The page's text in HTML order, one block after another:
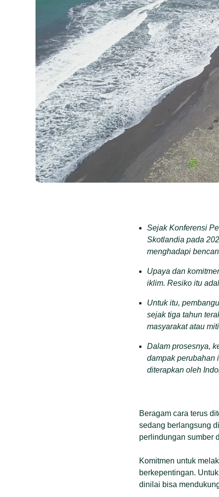
Sejak Konferensi
Skotlandia pada
menghadapi
Upaya dan
iklim. Resiko itu
Untuk itu,
sejak tiga tahun
masyarakat atau
Dalam prosesnya,
dampak perubahan
diterapkan oleh
Beragam cara terus
sedang berlangsung
perlindungan sumber
Komitmen untuk
berkepentingan.
dinilai bisa